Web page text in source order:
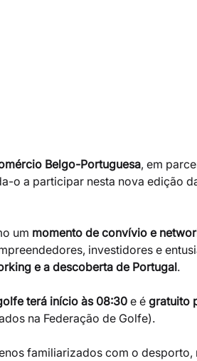
Belgo-Portuguesa, em
o a participar nesta nova edição
um momento de convívio e
investidores e
e a descoberta de Portugal.
terá início às 08:30 e é gratuito
na Federação de Golfe).
familiarizados com o